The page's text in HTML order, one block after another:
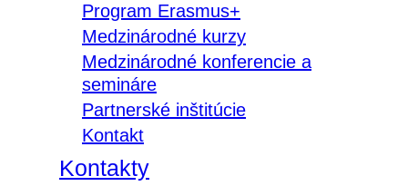
Program Erasmus+
Medzinárodné kurzy
Medzinárodné konferencie a
semináre
Partnerské inštitúcie
Kontakt
Kontakty